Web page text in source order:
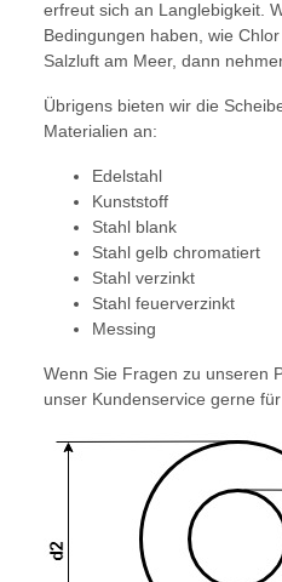
erfreut sich an Langlebigkeit.
Bedingungen haben, wie
Salzluft am Meer, dann
Übrigens bieten wir die
Materialien an:
Edelstahl
Kunststoff
Stahl blank
Stahl gelb chromatiert
Stahl verzinkt
Stahl feuerverzinkt
Messing
Wenn Sie Fragen zu unseren
unser Kundenservice gerne für